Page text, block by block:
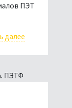
ПЭТ
далее